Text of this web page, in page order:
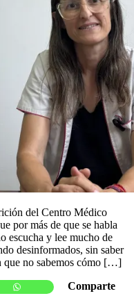
del Centro Médico
por más de que se habla
escucha y lee mucho de
desinformados, sin saber
que no sabemos cómo […]
Comparte